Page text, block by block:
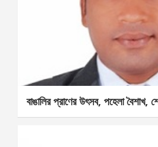
বাঙালির প্রাণের উৎসব, পহেলা বৈশাখ,